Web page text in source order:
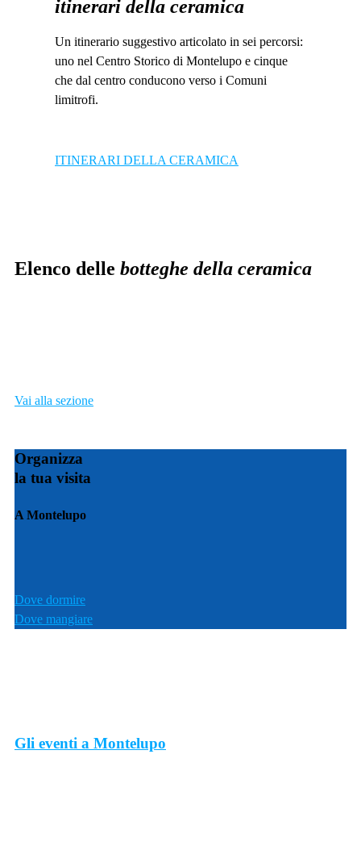
itinerari della ceramica
Un itinerario suggestivo articolato in sei percorsi:
uno nel Centro Storico di Montelupo e cinque
che dal centro conducono verso i Comuni
limitrofi.
ITINERARI DELLA CERAMICA
Elenco delle botteghe della ceramica
Vai alla sezione
Organizza
la tua visita
A Montelupo
Dove dormire
Dove mangiare
Gli eventi a Montelupo